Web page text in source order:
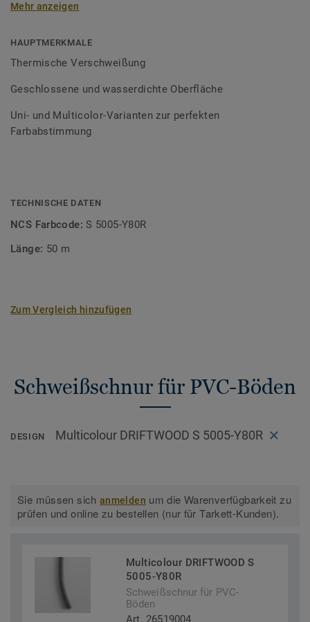
Schweißschnüre sind erhältlich in den Varianten Uni und
Bodenbelagssortiment abgestimmt. Durch die Verwendung
von Kontrastfarben lassen sich auch besondere
Mehr anzeigen
HAUPTMERKMALE
Thermische Verschweißung
Geschlossene und wasserdichte Oberfläche
Uni- und Multicolor-Varianten zur perfekten
Farbabstimmung
TECHNISCHE DATEN
NCS Farbcode:S 5005-Y80R
Länge: 50 m
Zum Vergleich hinzufügen
Schweißschnur für PVC-Böden
DESIGN Multicolour DRIFTWOOD S 5005-Y80R
Sie müssen sichanmelden um die Warenverfügbarkeit zu
prüfen und online zu bestellen (nur für Tarkett-Kunden).
Multicolour DRIFTWOOD S
5005-Y80R
Schweißschnur für PVC-
Böden
Art. 26519004